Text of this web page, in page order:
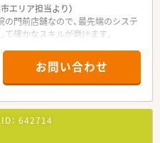
を兵庫県に設立。社内で定められ
が積極的にフォローアップしてく
。（関西より開始）
長（管理薬剤師）→エリアマネー
幹部）
本社キャリアもあり
対応、新規開局プロジェクト、専
性を生かしたキャリアもあり
エリア担当より）
門前店舗なので、最先端のシステ
確かなスキルが磨けます。
場所に位置しており、複数科目
ている調剤薬局です。
様な症例に触れられるため、幅広
できる環境です。
いち早く導入しており、業務効率
させています。
お問い合わせ
： 642714